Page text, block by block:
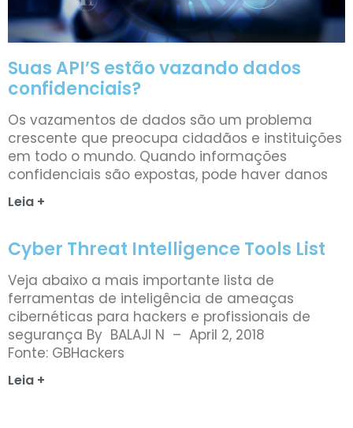
Suas API’S estão vazando dados
confidenciais?
Os vazamentos de dados são um problema
crescente que preocupa cidadãos e instituições
em todo o mundo. Quando informações
confidenciais são expostas, pode haver danos
Leia +
Cyber Threat Intelligence Tools List
Veja abaixo a mais importante lista de
ferramentas de inteligência de ameaças
cibernéticas para hackers e profissionais de
segurança By BALAJI N – April 2, 2018
Fonte: GBHackers
Leia +